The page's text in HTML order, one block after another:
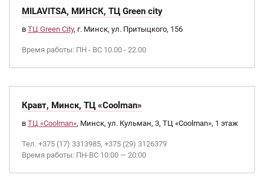
MILAVITSA, МИНСК, ТЦ Green city
в ТЦ Green City, г. Минск, ул. Притыцкого, 156
Время работы: ПН - ВС 10.00 - 22.00
Кравт, Минск, ТЦ «Coolman»
в ТЦ «Coolman», Минск, ул. Кульман, 3, ТЦ «Coolman», 1 этаж
Тел. +375 (17) 3313985, +375 (29) 3126379
Время работы: ПН-ВС 10:00 — 20:00